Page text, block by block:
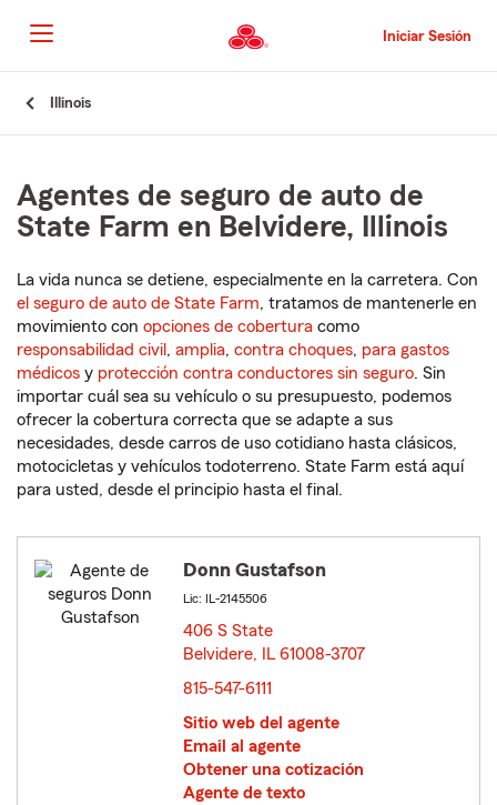
al
contenido
principal
Iniciar Sesión
Illinois
Agentes de seguro de auto de
State Farm en Belvidere, Illinois
La vida nunca se detiene, especialmente en la carretera. Con
el seguro de auto de State Farm, tratamos de mantenerle en
movimiento con opciones de cobertura como
responsabilidad civil , amplia, contra choques, para gastos
médicos y protección contra conductores sin seguro. Sin
importar cuál sea su vehículo o su presupuesto, podemos
ofrecer la cobertura correcta que se adapte a sus
necesidades, desde carros de uso cotidiano hasta clásicos,
motocicletas y vehículos todoterreno. State Farm está aquí
para usted, desde el principio hasta el final.
Donn Gustafson
Lic: IL-2145506
406 S State
Belvidere, IL 61008-3707
815-547-6111
Sitio web del agente
Email al agente
Obtener una cotización
Agente de texto